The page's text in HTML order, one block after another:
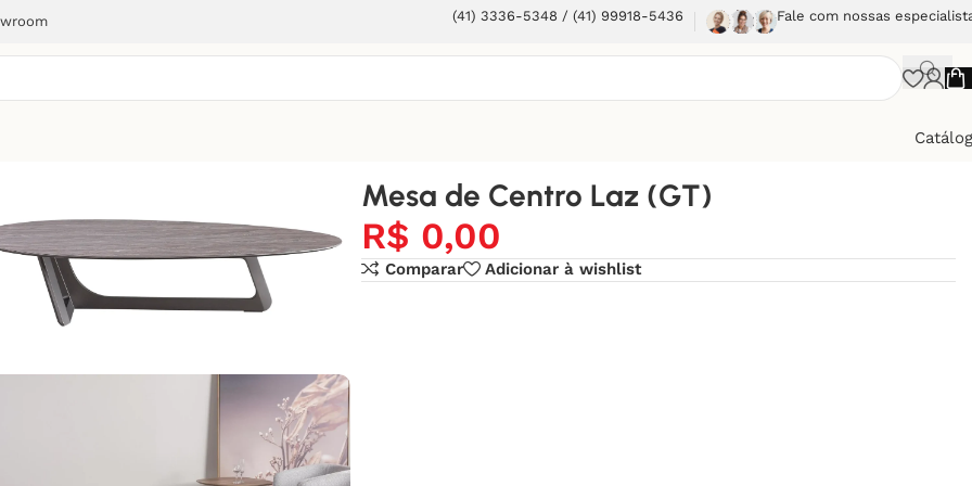
(41) 3336-5348 / (41) 99918-5436 Fale com nossas
Mesa de Centro Laz (GT)
R$ 0,00
Comparar Adicionar à wishlist